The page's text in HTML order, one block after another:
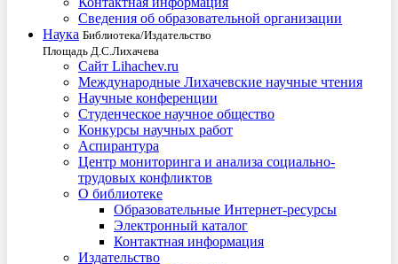
Сведения об образовательной организации
Наука Библиотека/Издательство
Площадь Д.С.Лихачева
Сайт Lihachev.ru
Международные Лихачевские научные чтения
Научные конференции
Студенческое научное общество
Конкурсы научных работ
Аспирантура
Центр мониторинга и анализа социально-
трудовых конфликтов
О библиотеке
Образовательные Интернет-ресурсы
Электронный каталог
Контактная информация
Издательство